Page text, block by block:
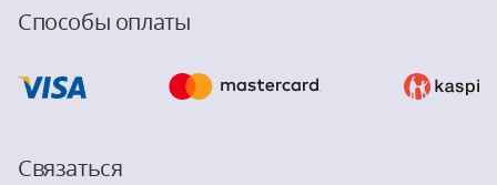
Способы оплаты
Связаться